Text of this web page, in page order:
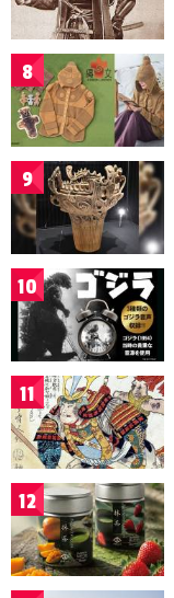
8
9
10
11
12